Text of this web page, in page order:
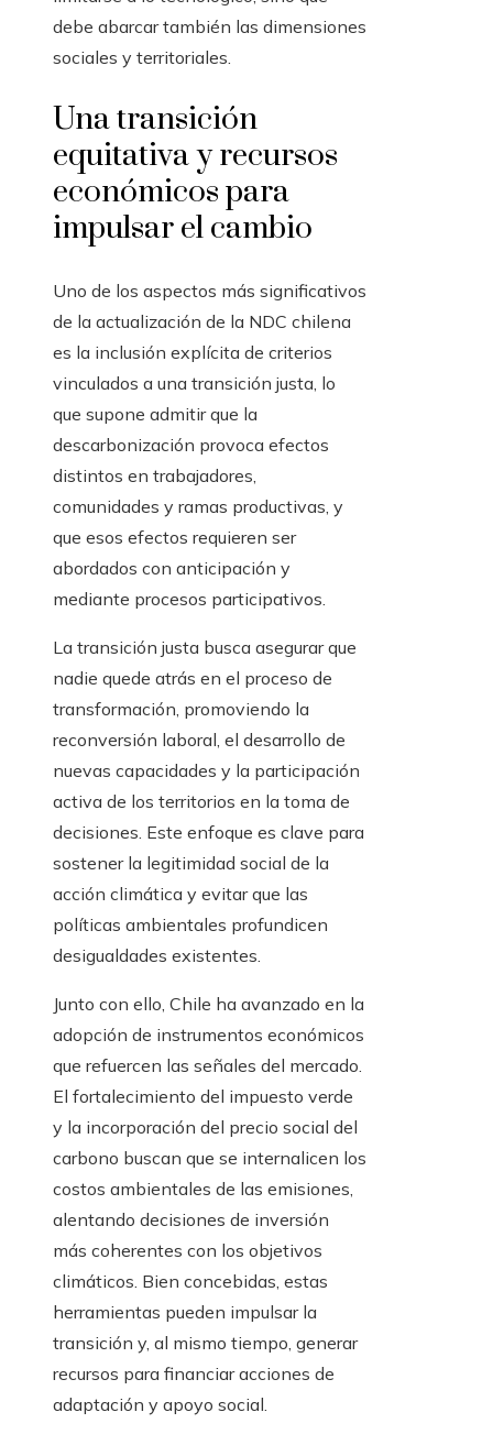
debe abarcar también las dimensiones
sociales y territoriales.
Una transición
equitativa y recursos
económicos para
impulsar el cambio
Uno de los aspectos más significativos
de la actualización de la NDC chilena
es la inclusión explícita de criterios
vinculados a una transición justa, lo
que supone admitir que la
descarbonización provoca efectos
distintos en trabajadores,
comunidades y ramas productivas, y
que esos efectos requieren ser
abordados con anticipación y
mediante procesos participativos.
La transición justa busca asegurar que
nadie quede atrás en el proceso de
transformación, promoviendo la
reconversión laboral, el desarrollo de
nuevas capacidades y la participación
activa de los territorios en la toma de
decisiones. Este enfoque es clave para
sostener la legitimidad social de la
acción climática y evitar que las
políticas ambientales profundicen
desigualdades existentes.
Junto con ello, Chile ha avanzado en la
adopción de instrumentos económicos
que refuercen las señales del mercado.
El fortalecimiento del impuesto verde
y la incorporación del precio social del
carbono buscan que se internalicen los
costos ambientales de las emisiones,
alentando decisiones de inversión
más coherentes con los objetivos
climáticos. Bien concebidas, estas
herramientas pueden impulsar la
transición y, al mismo tiempo, generar
recursos para financiar acciones de
adaptación y apoyo social.